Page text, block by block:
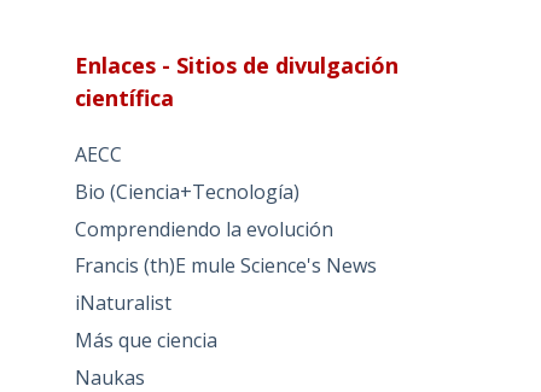
Enlaces - Sitios de divulgación
científica
AECC
Bio (Ciencia+Tecnología)
Comprendiendo la evolución
Francis (th)E mule Science's News
iNaturalist
Más que ciencia
Naukas